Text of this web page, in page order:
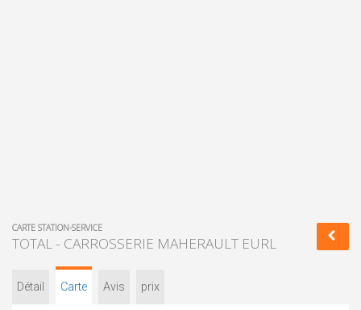
CARTE STATION-SERVICE
TOTAL - CARROSSERIE MAHERAULT EURL
Détail Carte Avis prix